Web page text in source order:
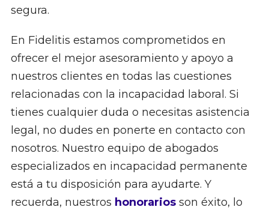
segura.
En Fidelitis estamos comprometidos en
ofrecer el mejor asesoramiento y apoyo a
nuestros clientes en todas las cuestiones
relacionadas con la incapacidad laboral. Si
tienes cualquier duda o necesitas asistencia
legal, no dudes en ponerte en contacto con
nosotros. Nuestro equipo de abogados
especializados en incapacidad permanente
está a tu disposición para ayudarte. Y
recuerda, nuestros honorariosson éxito, lo